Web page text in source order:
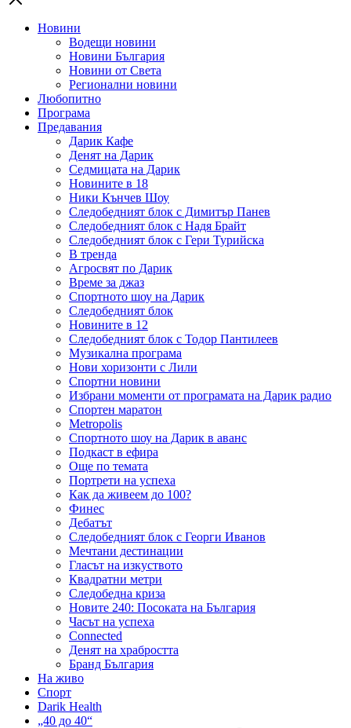
Новини
Водещи новини
Новини България
Новини от Света
Регионални новини
Любопитно
Програма
Предавания
Дарик Кафе
Денят на Дарик
Седмицата на Дарик
Новините в 18
Ники Кънчев Шоу
Следобедният блок с Димитър Панев
Следобедният блок с Надя Брайт
Следобедният блок с Гери Турийска
В тренда
Агросвят по Дарик
Време за джаз
Спортното шоу на Дарик
Следобедният блок
Новините в 12
Следобедният блок с Тодор Пантилеев
Музикална програма
Нови хоризонти с Лили
Спортни новини
Избрани моменти от програмата на Дарик радио
Спортен маратон
Metropolis
Спортното шоу на Дарик в аванс
Подкаст в ефира
Още по темата
Портрети на успеха
Как да живеем до 100?
Финес
Дебатът
Следобедният блок с Георги Иванов
Мечтани дестинации
Гласът на изкуството
Квадратни метри
Следобедна криза
Новите 240: Посоката на България
Часът на успеха
Connected
Денят на храбростта
Бранд България
На живо
Спорт
Darik Health
„40 до 40“